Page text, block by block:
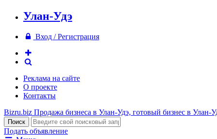
Улан-Удэ
Вход / Регистрация
Реклама на сайте
О проекте
Контакты
Bizru.biz Продажа бизнеса в Улан-Удэ, готовый бизнес в Улан-
Подать объявление